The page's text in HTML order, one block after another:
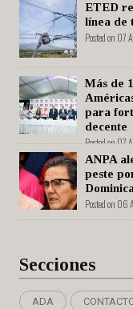
ETED
línea de
Posted on
Más de
para
decente
Posted on 07
ANPA
peste
Posted on
Secciones
ADA